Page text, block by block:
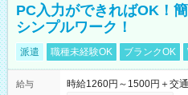
PC入力ができればOK！
シンプルワーク！
派遣 職種未経験OK ブランクOK
給与
時給1260円～1500円＋